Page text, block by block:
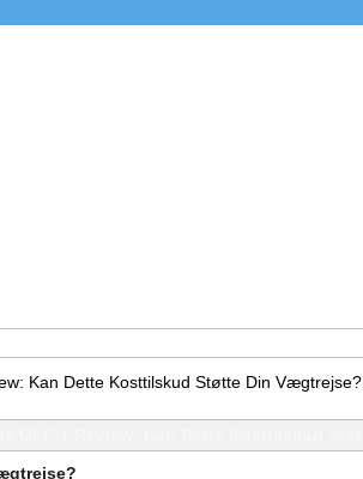
Kan Dette Kosttilskud Støtte Din Vægtrejse?